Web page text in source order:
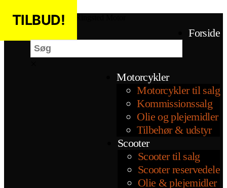
Forside
Motorcykler
Motorcykler til salg
Kommissionssalg
Olie og plejemidler
Tilbehør & udstyr
Scooter
Scooter til salg
Scooter reservedele
Olie & plejemidler
TILBUD!
TILBUD!